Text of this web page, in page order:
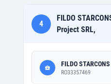
4
FILDO
Project SRL,
FILDO STARCONS
RO33357469